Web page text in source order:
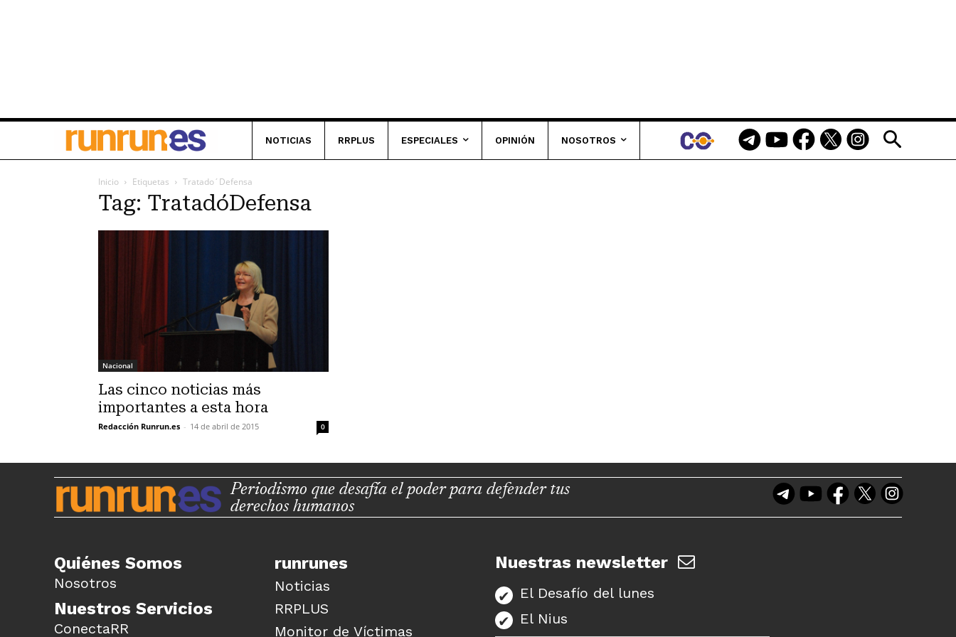
NOTICIAS RRPLUS ESPECIALES OPINIÓN NOSOTROS
Inicio Etiquetas Tratado´Defensa
Tag: Tratado´Defensa
Nacional
Las cinco noticias más
importantes a esta hora
Redacción Runrun.es - 14 de abril de 2015 0
Periodismo que desafía el poder para defender tus
derechos humanos
Quiénes Somos
Nosotros
Nuestros Servicios
ConectaRR
runrunes
Noticias
RRPLUS
Monitor de Víctimas
Nuestras newsletter
El Desafío del lunes
El Nius